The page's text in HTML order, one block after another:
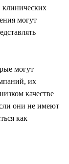
клинических
могут
могут
их
качестве
они не имеют
как